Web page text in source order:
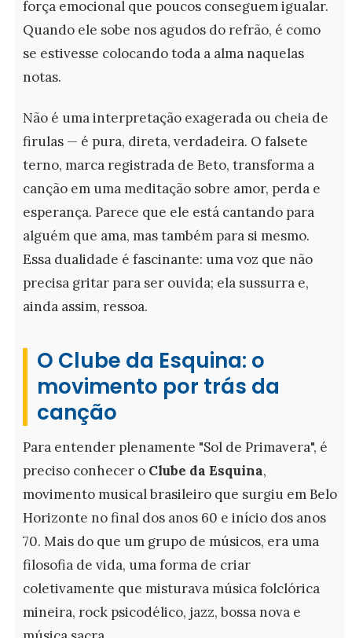
força emocional que poucos conseguem igualar.
Quando ele sobe nos agudos do refrão, é como
se estivesse colocando toda a alma naquelas
notas.
Não é uma interpretação exagerada ou cheia de
firulas — é pura, direta, verdadeira. O falsete
terno, marca registrada de Beto, transforma a
canção em uma meditação sobre amor, perda e
esperança. Parece que ele está cantando para
alguém que ama, mas também para si mesmo.
Essa dualidade é fascinante: uma voz que não
precisa gritar para ser ouvida; ela sussurra e,
ainda assim, ressoa.
O Clube da Esquina: o
movimento por trás da
canção
Para entender plenamente "Sol de Primavera", é
preciso conhecer o Clube da Esquina,
movimento musical brasileiro que surgiu em Belo
Horizonte no final dos anos 60 e início dos anos
70. Mais do que um grupo de músicos, era uma
filosofia de vida, uma forma de criar
coletivamente que misturava música folclórica
mineira, rock psicodélico, jazz, bossa nova e